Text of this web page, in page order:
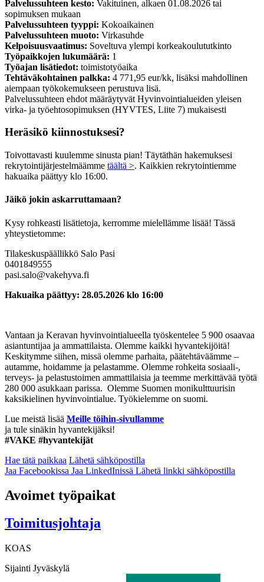
Palvelussuhteen kesto: Vakituinen, alkaen 01.08.2026 tai
sopimuksen mukaan
Palvelussuhteen tyyppi: Kokoaikainen
Palvelussuhteen muoto: Virkasuhde
Kelpoisuusvaatimus: Soveltuva ylempi korkeakoulututkinto
Työpaikkojen lukumäärä: 1
Työajan lisätiedot: toimistotyöaika
Tehtäväkohtainen palkka: 4 771,95 eur/kk, lisäksi mahdollinen
aiempaan työkokemukseen perustuva lisä.
Palvelussuhteen ehdot määräytyvät Hyvinvointialueiden yleisen
virka- ja työehtosopimuksen (HYVTES, Liite 7) mukaisesti
Heräsikö kiinnostuksesi?
Toivottavasti kuulemme sinusta pian! Täytäthän hakemuksesi
rekrytointijärjestelmäämme täältä >. Kaikkien rekrytointiemme
hakuaika päättyy klo 16:00.
Jäikö jokin askarruttamaan?
Kysy rohkeasti lisätietoja, kerromme mielellämme lisää! Tässä
yhteystietomme:
Tilakeskuspäällikkö Salo Pasi
0401849555
pasi.salo@vakehyva.fi
Hakuaika päättyy: 28.05.2026 klo 16:00
Vantaan ja Keravan hyvinvointialueella työskentelee 5 900 osaavaa
asiantuntijaa ja ammattilaista. Olemme kaikki hyvantekijöitä!
Keskitymme siihen, missä olemme parhaita, päätehtäväämme –
autamme, hoidamme ja pelastamme. Olemme rohkeita sosiaali-,
terveys- ja pelastustoimen ammattilaisia ja teemme merkittävää työtä
280 000 asukkaan parissa. Olemme Suomen monikulttuurisin
kaksikielinen hyvinvointialue. Työkielemme on suomi.
Lue meistä lisää Meille töihin-sivullamme
ja tule sinäkin hyvantekijäksi!
#VAKE #hyvantekijät
Hae tätä paikkaa Lähetä sähköpostilla
Jaa Facebookissa Jaa LinkedInissä Lähetä linkki sähköpostilla
Avoimet työpaikat
Toimitusjohtaja
KOAS
Sijainti Jyväskylä